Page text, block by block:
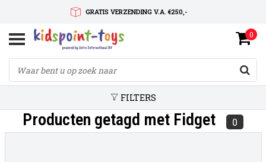
GRATIS VERZENDING V.A. €250,-
SNELLE LEVERTIJD
SERVICE OP MAAT
0
FILTERS
Producten getagd met Fidget 0